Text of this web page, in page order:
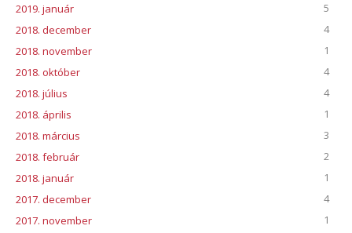
2019. január
5
2018. december
4
2018. november
1
2018. október
4
2018. július
4
2018. április
1
2018. március
3
2018. február
2
2018. január
1
2017. december
4
2017. november
1